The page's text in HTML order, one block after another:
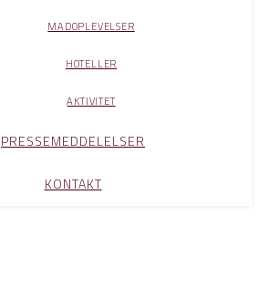
MADOPLEVELSER
HOTELLER
AKTIVITET
PRESSEMEDDELELSER
KONTAKT